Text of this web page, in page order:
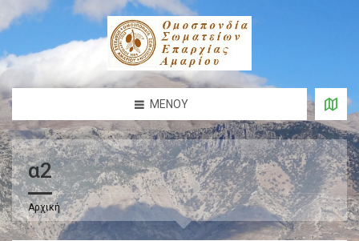
ΜΕΝΟΎ
α2
Αρχική